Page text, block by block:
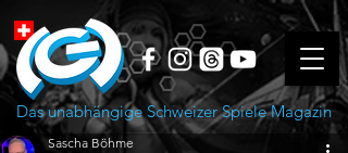
Das unabhängige Schweizer Spiele Magazin
Sascha Böhme